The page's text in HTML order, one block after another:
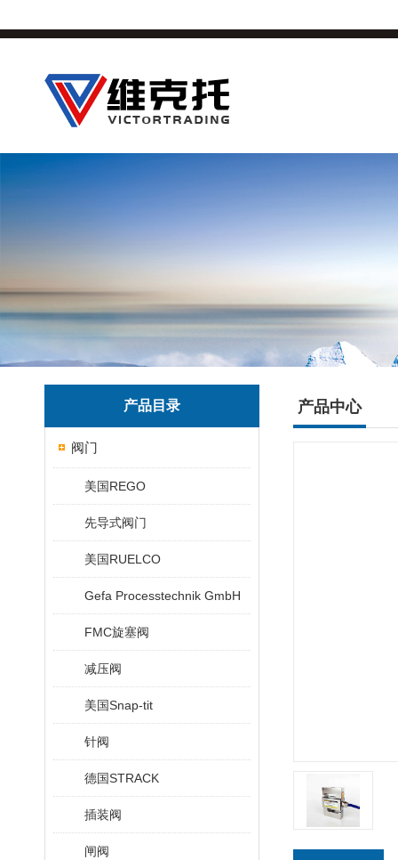
产品目录
阀门
美国REGO
先导式阀门
美国RUELCO
Gefa Processtechnik GmbH
FMC旋塞阀
减压阀
美国Snap-tit
针阀
德国STRACK
插装阀
闸阀
产品中心